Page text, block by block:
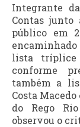
Integrante
Contas junto
público em
lista tríplice
conforme
também a
Costa
do Rego
observou o